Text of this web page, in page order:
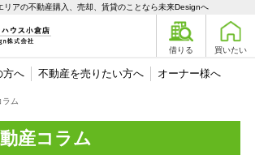
リアの不動産購入、売却、賃貸のことなら未来Designへ
借りる 買いたい
方へ 不動産を売りたい方へ オーナー様へ
ラム
産コラム